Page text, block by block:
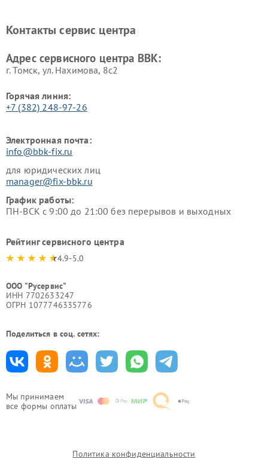
Мы принимаем
все формы оплаты
Ремонт винных шкафов BBK
Контакты сервис центра
Адрес сервисного центра BBK:
г. Томск, ул. Нахимова, 8с2
Горячая линия:
+7 (382) 248-97-26
Электронная почта:
info@bbk-fix.ru
для юридических лиц
manager@fix-bbk.ru
График работы:
ПН-ВСК с 9:00 до 21:00 без перерывов и выходных
Рейтинг сервисного центра
4.9-5.0
ООО "Русервис"
ИНН 7702633247
ОГРН 1077746335776
Поделиться в соц. сетях:
Политика конфиденциальности